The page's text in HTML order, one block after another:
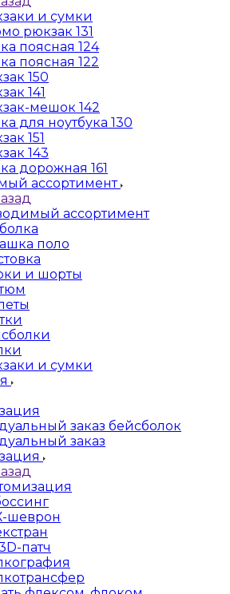
и сумки
рюкзак 131
поясная 124
поясная 122
150
141
мешок 142
для ноутбука 130
151
143
дорожная 161
ассортимент
ассортимент
поло
и шорты
и сумки
заказ бейсболок
заказ
шеврон
патч